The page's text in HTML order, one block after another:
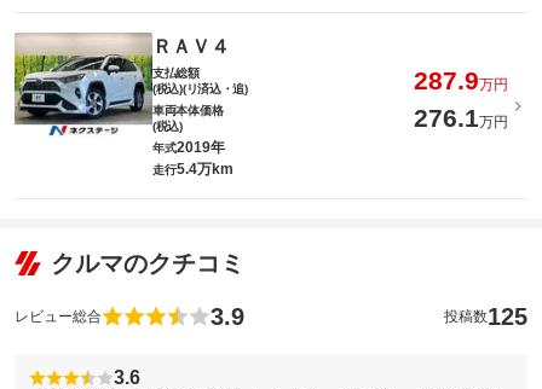
ＲＡＶ４
支払総額
(税込)(リ済込・追)
287.9万円
車両本体価格
(税込)
276.1万円
年式2019年
走行5.4万km
クルマのクチコミ
レビュー総合 3.9 投稿数125
3.6